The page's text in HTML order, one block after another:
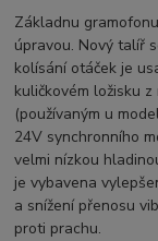
Základnu
úpravou. Nový talíř
kolísání otáček je
kuličkovém ložisku
(používaným u
24V synchronního
velmi nízkou
je vybavena
a snížení přenosu
proti prachu.